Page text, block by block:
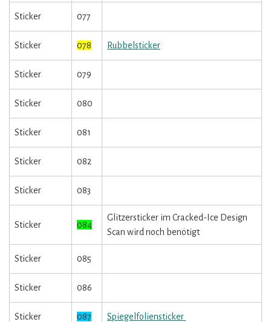
Sticker 077
Sticker 078 Rubbelsticker
Sticker 079
Sticker 080
Sticker 081
Sticker 082
Sticker 083
Sticker 084
Glitzersticker im Cracked-Ice Design
Scan wird noch benötigt
Sticker 085
Sticker 086
Sticker 087 Spiegelfoliensticker